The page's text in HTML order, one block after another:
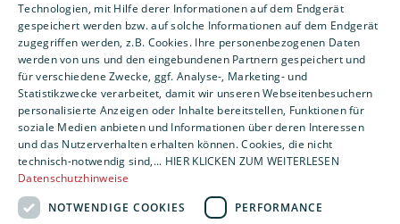
Unternehmen
Kontakt
Technologien, mit Hilfe derer Informationen auf dem Endgerät
gespeichert werden bzw. auf solche Informationen auf dem Endgerät
zugegriffen werden, z.B. Cookies. Ihre personenbezogenen Daten
werden von uns und den eingebundenen Partnern gespeichert und
für verschiedene Zwecke, ggf. Analyse-, Marketing- und
Statistikzwecke verarbeitet, damit wir unseren Webseitenbesuchern
personalisierte Anzeigen oder Inhalte bereitstellen, Funktionen für
soziale Medien anbieten und Informationen über deren Interessen
und das Nutzerverhalten erhalten können. Cookies, die nicht
technisch-notwendig sind,... HIER KLICKEN ZUM WEITERLESEN
Datenschutzhinweise
NOTWENDIGE COOKIES
PERFORMANCE